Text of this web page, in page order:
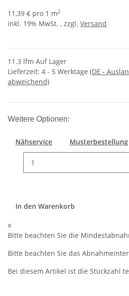
11,39 € pro 1 m2
inkl. 19% MwSt. , zzgl. Versand
11.3 lfm Auf Lager
Lieferzeit: 4 - 5 Werktage (DE -
abweichend)
Weitere Optionen:
Nähservice Musterbestellung
In den Warenkorb
x
Bitte beachten Sie die
Bitte beachten Sie das
Bei diesem Artikel ist die Stückzahl